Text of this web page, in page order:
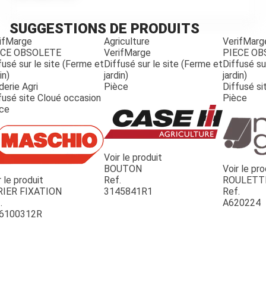
JOUET
SUGGESTIONS DE PRODUITS
OBSOLETE
sur le site (Ferme et
Agri
site Cloué occasion
le produit
FIXATION
Agriculture
VerifMarge
Diffusé sur le site (Ferme et
jardin)
Pièce
Voir le produit
BOUTON
Ref.
3145841R1
PIECE
Diffusé
jardin)
Diffusé
Pièce
Voir le
Ref.
A620224